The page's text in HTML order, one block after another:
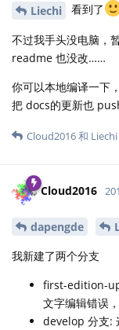
Liechi 看到了
不过我手头没电脑，
readme 也没改……
你可以本地编译一下
把 docs的更新也
Cloud2016和 Liechi
Cloud2016
dapengde
我新建了两个分支
first-edition-
文字编辑错误
develop 分支: